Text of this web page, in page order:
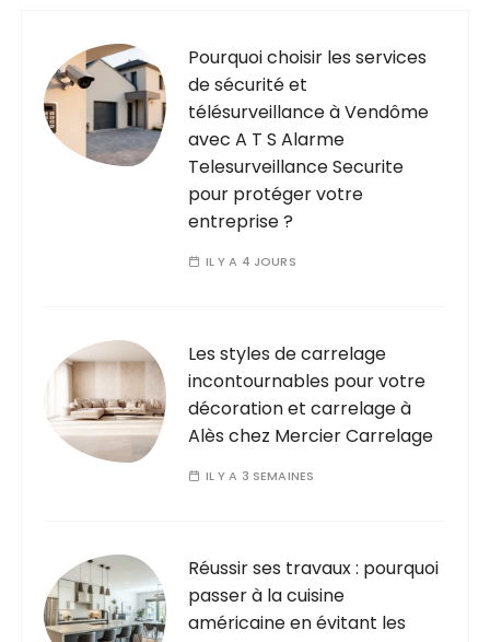
Pourquoi choisir les services
de sécurité et
télésurveillance à Vendôme
avec A T S Alarme
Telesurveillance Securite
pour protéger votre
entreprise ?
IL Y A 4 JOURS
Les styles de carrelage
incontournables pour votre
décoration et carrelage à
Alès chez Mercier Carrelage
IL Y A 3 SEMAINES
Réussir ses travaux : pourquoi
passer à la cuisine
américaine en évitant les